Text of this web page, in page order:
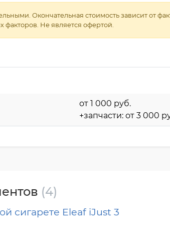
Окончательная стоимость зависит от
факторов. Не является офертой.
от 1 000 pyб.
+запчасти: от 3 000
(4)
сигарете Eleaf iJust 3